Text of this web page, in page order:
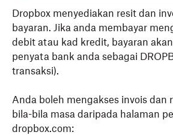
Dropbox menyediakan resit dan
bayaran. Jika anda membayar
debit atau kad kredit, bayaran
penyata bank anda sebagai
transaksi).
Anda boleh mengakses invois dan
bila-bila masa daripada halaman
dropbox.com: